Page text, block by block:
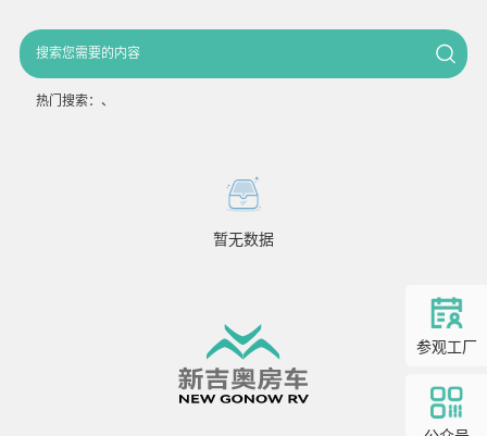
参观工厂
热门搜索： 、
暂无数据